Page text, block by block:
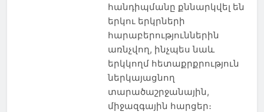
հանդիպմանը քննարկվել են
երկու երկրների
հարաբերություններին
առնչվող, ինչպես նաև
երկկողմ հետաքրքրություն
ներկայացնող
տարածաշրջանային,
միջազգային հարցեր։